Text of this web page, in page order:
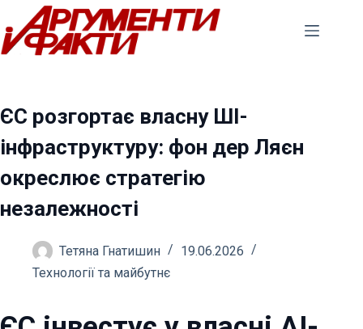
Перейти
до
вмісту
ЄС розгортає власну ШІ-
інфраструктуру: фон дер Ляєн
окреслює стратегію
незалежності
Тетяна Гнатишин
19.06.2026
Технології та майбутнє